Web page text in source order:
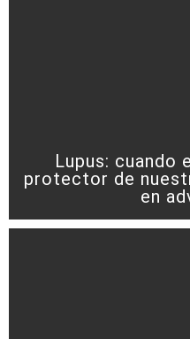
Lupus: cuando
protector de
en